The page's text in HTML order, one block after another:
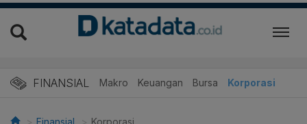
FINANSIAL Makro Keuangan Bursa Korporasi
Finansial Korporasi